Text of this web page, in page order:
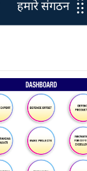
हमारे संगठन